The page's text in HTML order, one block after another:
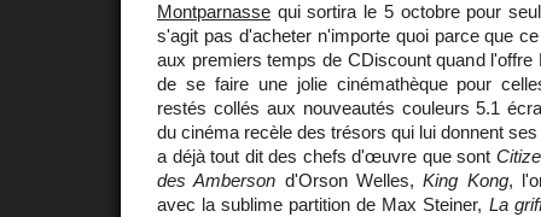
Montparnasse qui sortira le 5 octobre pour
s'agit pas d'acheter n'importe quoi parce que
aux premiers temps de CDiscount quand
de se faire une jolie cinémathèque pour
restés collés aux nouveautés couleurs 5.1
du cinéma recèle des trésors qui lui donnent
a déjà tout dit des chefs d'œuvre que sont
des Amberson d'Orson Welles,King Kong,
avec la sublime partition de Max Steiner, La